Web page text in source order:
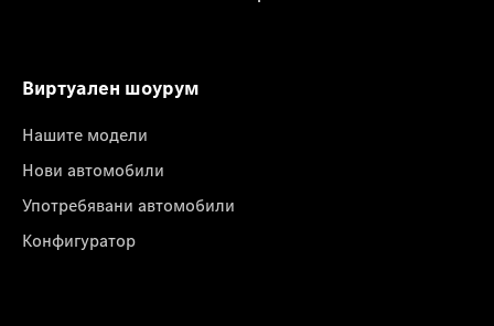
Виртуален шоурум
Нашите модели
Нови автомобили
Употребявани автомобили
Конфигуратор